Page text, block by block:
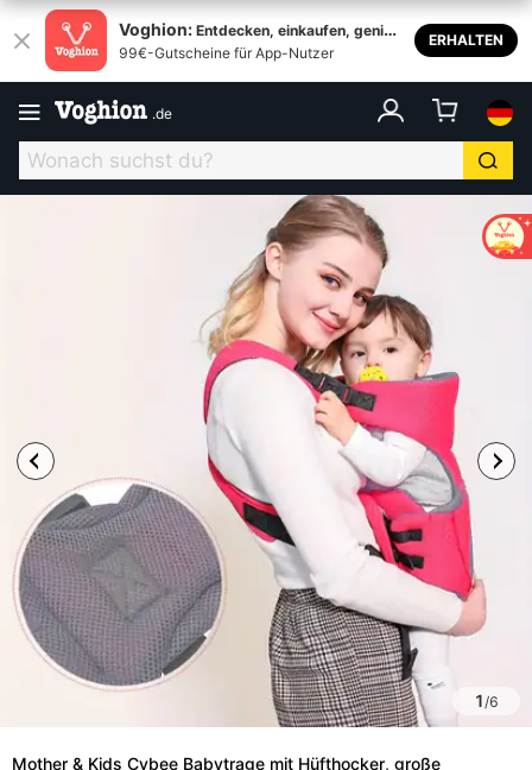
Voghion: Entdecken, einkaufen, genieß
en
99€-Gutscheine für App-Nutzer
ERHALTEN
.de
1/6
Mother & Kids Cybee Babytrage mit Hüfthocker, große